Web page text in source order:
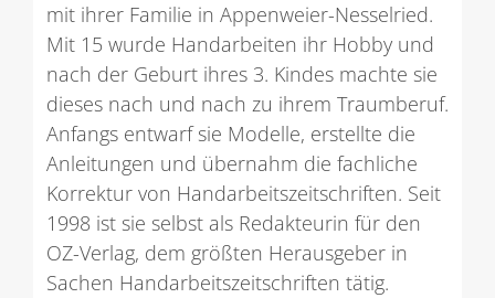
mit ihrer Familie in Appenweier-Nesselried.
Mit 15 wurde Handarbeiten ihr Hobby und
nach der Geburt ihres 3. Kindes machte sie
dieses nach und nach zu ihrem Traumberuf.
Anfangs entwarf sie Modelle, erstellte die
Anleitungen und übernahm die fachliche
Korrektur von Handarbeitszeitschriften. Seit
1998 ist sie selbst als Redakteurin für den
OZ-Verlag, dem größten Herausgeber in
Sachen Handarbeitszeitschriften tätig.